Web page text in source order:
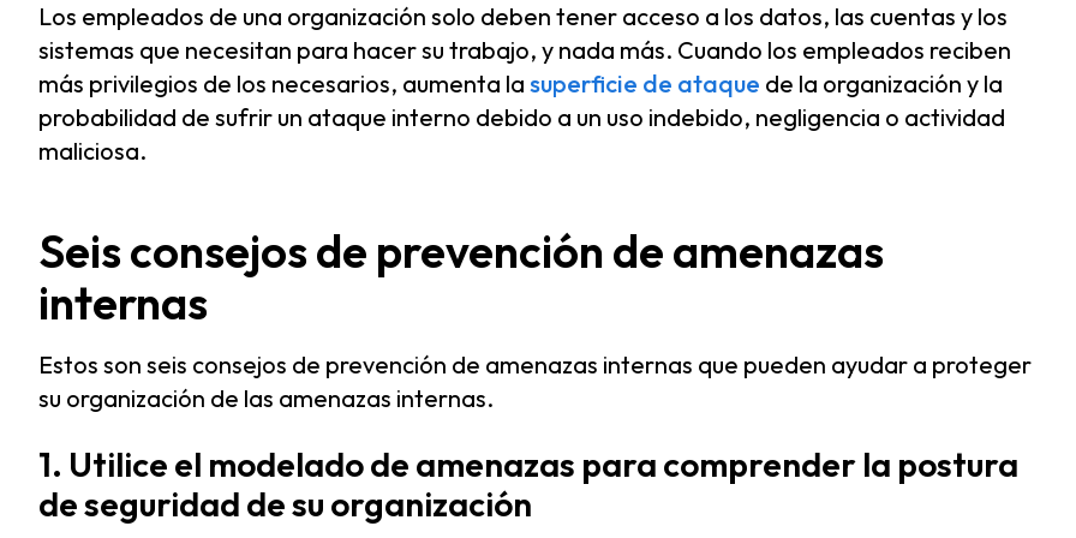
Los empleados de una organización solo deben tener acceso a los datos, las cuentas y los
sistemas que necesitan para hacer su trabajo, y nada más. Cuando los empleados reciben
más privilegios de los necesarios, aumenta la superficie de ataque de la organización y la
probabilidad de sufrir un ataque interno debido a un uso indebido, negligencia o actividad
maliciosa.
Seis consejos de prevención de amenazas
internas
Estos son seis consejos de prevención de amenazas internas que pueden ayudar a proteger
su organización de las amenazas internas.
1. Utilice el modelado de amenazas para comprender la postura
de seguridad de su organización